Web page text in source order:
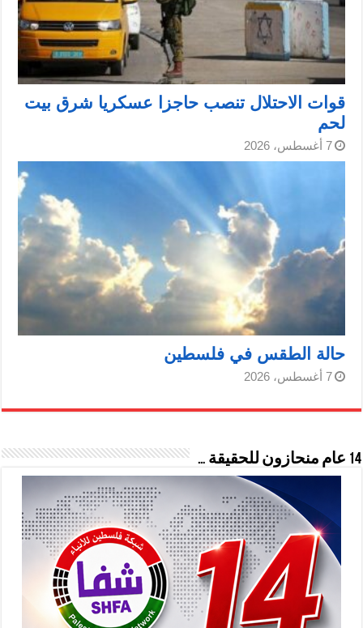
قوات الاحتلال تنصب حاجزا عسكريا شرق بيت
لحم
7 أغسطس، 2026
حالة الطقس في فلسطين
7 أغسطس، 2026
14 عام منحازون للحقيقة …